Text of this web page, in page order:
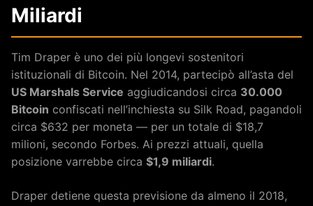
Miliardi
Tim Draper è uno dei più longevi sostenitori
istituzionali di Bitcoin. Nel 2014, partecipò all’asta del
US Marshals Service aggiudicandosi circa 30.000
Bitcoin confiscati nell’inchiesta su Silk Road, pagandoli
circa $632 per moneta — per un totale di $18,7
milioni, secondo Forbes. Ai prezzi attuali, quella
posizione varrebbe circa $1,9 miliardi.
Draper detiene questa previsione da almeno il 2018,